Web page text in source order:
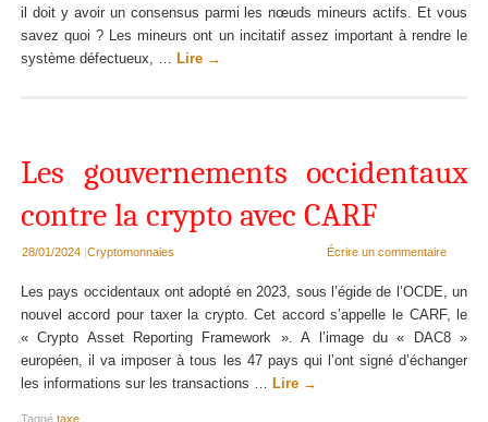
il doit y avoir un consensus parmi les nœuds mineurs actifs. Et vous
savez quoi ? Les mineurs ont un incitatif assez important à rendre le
système défectueux, … Lire →
Les gouvernements occidentaux
contre la crypto avec CARF
28/01/2024 |Cryptomonnaies Écrire un commentaire
Les pays occidentaux ont adopté en 2023, sous l’égide de l’OCDE, un
nouvel accord pour taxer la crypto. Cet accord s’appelle le CARF, le
« Crypto Asset Reporting Framework ». A l’image du « DAC8 »
européen, il va imposer à tous les 47 pays qui l’ont signé d’échanger
les informations sur les transactions …
Lire →
Taggé taxe